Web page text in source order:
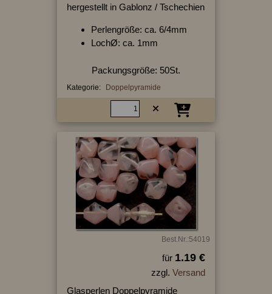
hergestellt in Gablonz / Tschechien
Perlengröße: ca. 6/4mm
LochØ: ca. 1mm
Packungsgröße: 50St.
Kategorie: Doppelpyramide
Best.Nr.:54019
für 1.19 €
zzgl. Versand
Glasperlen Doppelpyramide